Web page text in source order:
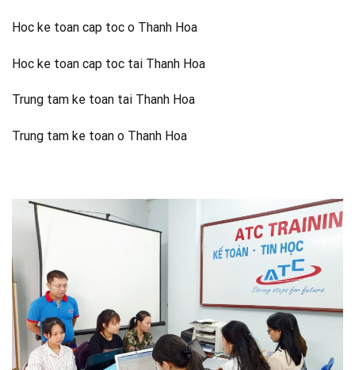
Hoc ke toan cap toc o Thanh Hoa
Hoc ke toan cap toc tai Thanh Hoa
Trung tam ke toan tai Thanh Hoa
Trung tam ke toan o Thanh Hoa